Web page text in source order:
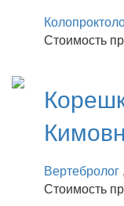
Стоимость
Вертебролог ,
Стоимость